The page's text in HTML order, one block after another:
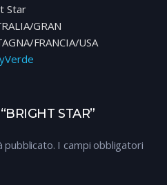
Star
GRAN
FRANCIA/USA
STAR”
pubblicato. I campi obbligatori